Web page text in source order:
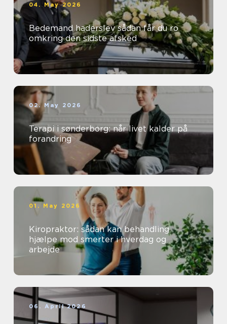
04. May 2026
Bedemand haderslev sådan får du ro
omkring den sidste afsked
02. May 2026
Terapi i sønderborg: når livet kalder på
forandring
01. May 2026
Kiropraktor: sådan kan behandling
hjælpe mod smerter i hverdag og
arbejde
06. April 2026